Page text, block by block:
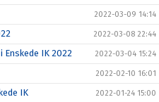
2022-03-09 14:14
2022-03-08 22:44
IK 2022 2022-03-04 15:24
2022-02-10 16:01
IK 2022-01-24 15:00